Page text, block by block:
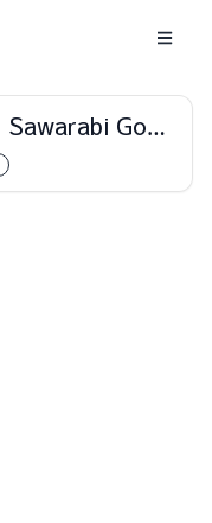
Sawarabi Gothic